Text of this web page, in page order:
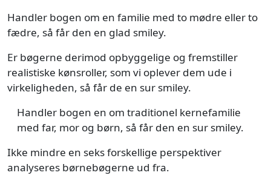
Handler bogen om en familie med to mødre eller to
fædre, så får den en glad smiley.
Er bøgerne derimod opbyggelige og fremstiller
realistiske kønsroller, som vi oplever dem ude i
virkeligheden, så får de en sur smiley.
Handler bogen en om traditionel kernefamilie
med far, mor og børn, så får den en sur smiley.
Ikke mindre en seks forskellige perspektiver
analyseres børnebøgerne ud fra.